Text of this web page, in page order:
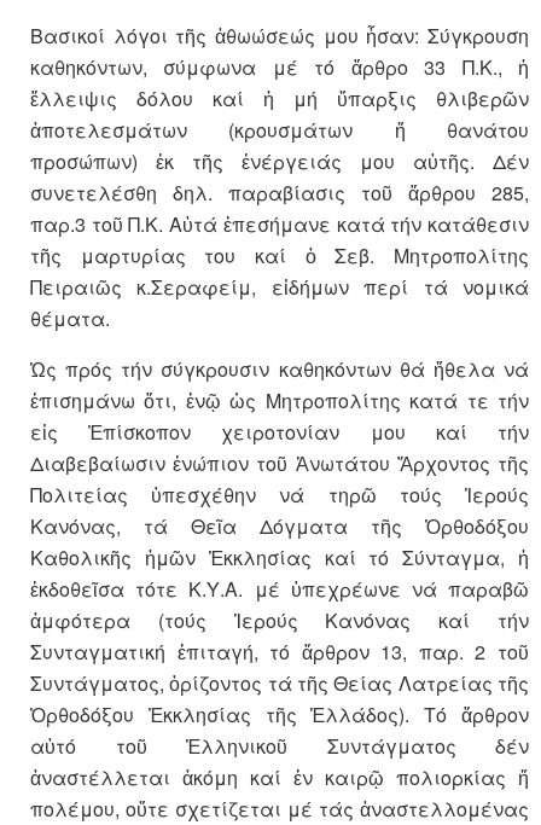
Βασικοί λόγοι τῆς ἀθωώσεώς μου ἦσαν: Σύγκρουση
καθηκόντων, σύμφωνα μέ τό ἄρθρο 33 Π.Κ., ἡ
ἔλλειψις δόλου καί ἡ μή ὕπαρξις θλιβερῶν
ἀποτελεσμάτων (κρουσμάτων ἤ θανάτου
προσώπων) ἐκ τῆς ἐνέργειάς μου αὐτῆς. Δέν
συνετελέσθη δηλ. παραβίασις τοῦ ἄρθρου 285,
παρ.3 τοῦ Π.Κ. Αὐτά ἐπεσήμανε κατά τήν κατάθεσιν
τῆς μαρτυρίας του καί ὁ Σεβ. Μητροπολίτης
Πειραιῶς κ.Σεραφείμ, εἰδήμων περί τά νομικά
θέματα.
Ὡς πρός τήν σύγκρουσιν καθηκόντων θά ἤθελα νά
ἐπισημάνω ὅτι, ἐνῷ ὡς Μητροπολίτης κατά τε τήν
εἰς Ἐπίσκοπον χειροτονίαν μου καί τήν
Διαβεβαίωσιν ἐνώπιον τοῦ Ἀνωτάτου Ἄρχοντος τῆς
Πολιτείας ὑπεσχέθην νά τηρῶ τούς Ἱερούς
Κανόνας, τά Θεῖα Δόγματα τῆς Ὀρθοδόξου
Καθολικῆς ἡμῶν Ἐκκλησίας καί τό Σύνταγμα, ἡ
ἐκδοθεῖσα τότε Κ.Υ.Α. μέ ὑπεχρέωνε νά παραβῶ
ἀμφότερα (τούς Ἱερούς Κανόνας καί τήν
Συνταγματική ἐπιταγή, τό ἄρθρον 13, παρ. 2 τοῦ
Συντάγματος, ὁρίζοντος τά τῆς Θείας Λατρείας τῆς
Ὀρθοδόξου Ἐκκλησίας τῆς Ἑλλάδος). Τό ἄρθρον
αὐτό τοῦ Ἑλληνικοῦ Συντάγματος δέν
ἀναστέλλεται ἀκόμη καί ἐν καιρῷ πολιορκίας ἤ
πολέμου, οὔτε σχετίζεται μέ τάς ἀναστελλομένας